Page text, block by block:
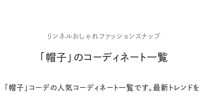
リンネルおしゃれファッションスナップ
「帽子」のコーディネート一覧
「帽子」コーデの人気コーディネート一覧です。最新トレンドを